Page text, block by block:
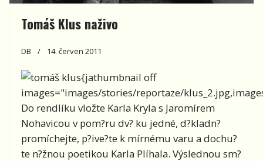
Tomáš Klus naživo
DB 14. červen 2011
{jathumbnail off
images="images/stories/reportaze/
Do rendlíku vložte Karla Kryla s Jaromírem
Nohavicou v pom?ru dv? ku jedné, d?kladn?
promíchejte, p?ive?te k mírnému varu a dochu?
te n?žnou poetikou Karla Plíhala. Výslednou sm?